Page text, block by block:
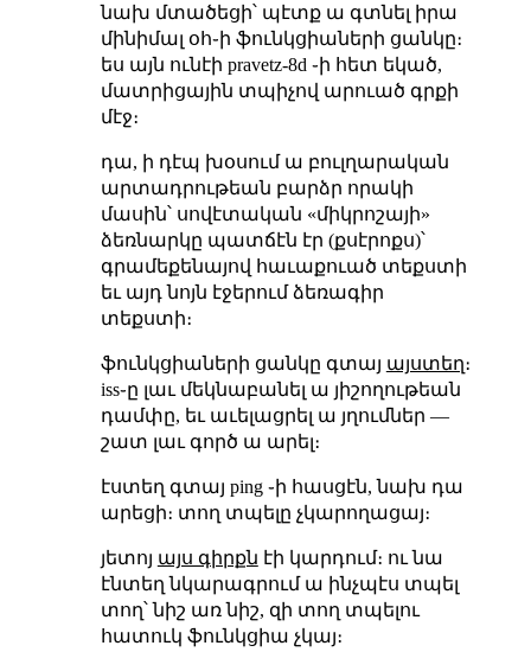
նախ մտածեցի՝ պէտք ա գտնել իրա
մինիմալ օհ֊ի ֆունկցիաների ցանկը։
ես այն ունէի pravetz-8d ֊ի հետ եկած,
մատրիցային տպիչով արուած գրքի
մէջ։
դա, ի դէպ խօսում ա բուլղարական
արտադրութեան բարձր որակի
մասին՝ սովէտական «միկրոշայի»
ձեռնարկը պատճէն էր (քսէրոքս)՝
գրամեքենայով հաւաքուած տեքստի
եւ այդ նոյն էջերում ձեռագիր
տեքստի։
ֆունկցիաների ցանկը գտայ այստեղ։
iss֊ը լաւ մեկնաբանել ա յիշողութեան
դամփը, եւ աւելացրել ա յղումներ —
շատ լաւ գործ ա արել։
էստեղ գտայ ping ֊ի հասցէն, նախ դա
արեցի։ տող տպելը չկարողացայ։
յետոյ այս գիրքն էի կարդում։ ու նա
էնտեղ նկարագրում ա ինչպէս տպել
տող՝ նիշ առ նիշ, զի տող տպելու
հատուկ ֆունկցիա չկայ։